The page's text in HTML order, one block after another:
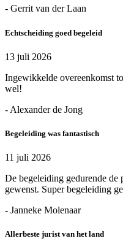
- Gerrit van der Laan
Echtscheiding goed begeleid
13 juli 2026
Ingewikkelde overeenkomst
wel!
- Alexander de Jong
Begeleiding was fantastisch
11 juli 2026
De begeleiding gedurende de
gewenst. Super begeleiding
- Janneke Molenaar
Allerbeste jurist van het land